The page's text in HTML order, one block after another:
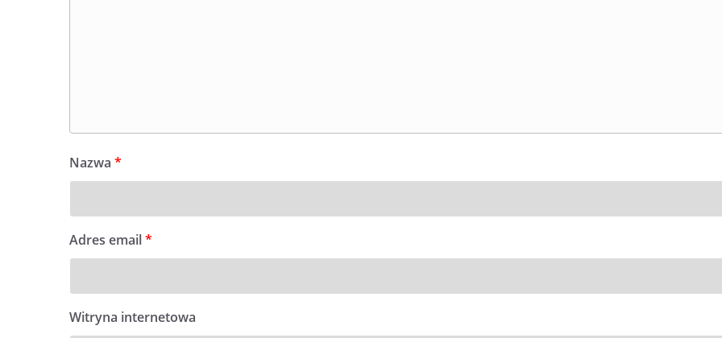
Nazwa *
Adres email*
Witryna internetowa